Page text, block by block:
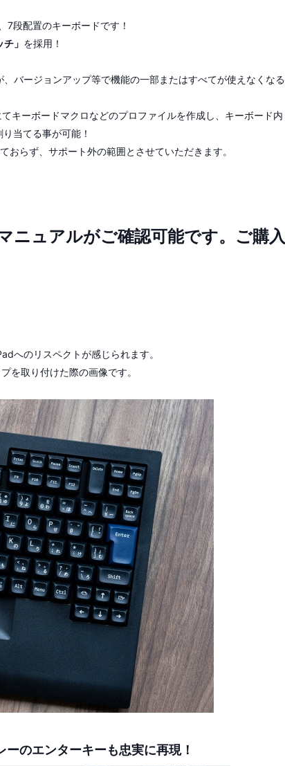
段配置のキーボードです！
」 を採用！
バージョンアップ等で機能の一部またはすべてが使えなくなる
てキーボードマクロなどのプロファイルを作成し、キーボード内
当てる事が可能！
らず、サポート外の範囲とさせていただきます。
ニュアルがご確認可能です。ご購入
へのリスペクトが感じられます。
を取り付けた際の画像です。
のエンターキーも忠実に再現！